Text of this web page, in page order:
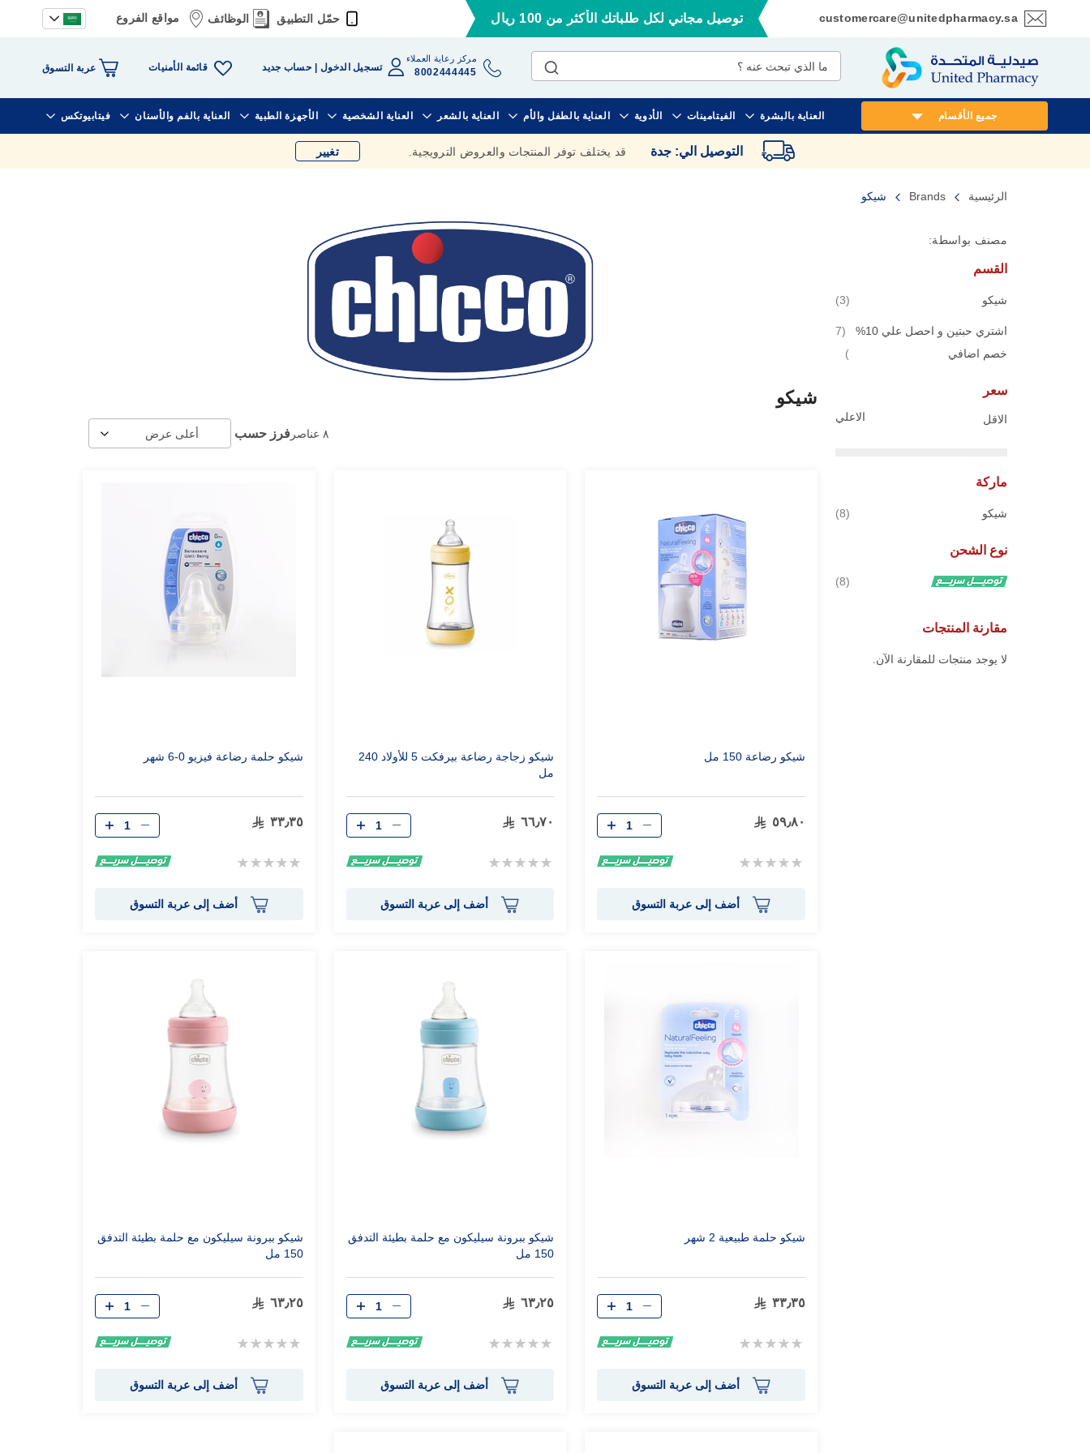
customercare@unitedpharmacy.sa
تخطي
المحتوى
توصيل مجاني لكل طلباتك الأكثر من 100 ريال حمّل التطبيق الوظائف مواقع الفروع
مركز رعاية العملاء
8002444445 تسجيل الدخول حساب جديد قائمة الأمنيات عربة التسوق
العناية بالبشرة الفيتامينات الأدوية العناية بالطفل والأم العناية بالشعر العناية الشخصية الأجهزة الطبية العناية بالفم والأسنان فيتابيوتكس جميع الأقسام
التوصيل الي: جدة قد يختلف توفر المنتجات والعروض الترويجية. تغيير
الرئيسية Brands شيكو
شيكو
٨ عناصر فرز حسب
شيكو رضاعة 150 مل
٥٩٫٨٠
Rating:
الكمية
أضف إلى عربة التسوق
شيكو زجاجة رضاعة بيرفكت 5 للأولاد 240
مل
٦٦٫٧٠
Rating:
الكمية
أضف إلى عربة التسوق
شيكو حلمة رضاعة فيزيو 0-6 شهر
٣٣٫٣٥
Rating:
الكمية
أضف إلى عربة التسوق
شيكو حلمة طبيعية 2 شهر
٣٣٫٣٥
Rating:
الكمية
أضف إلى عربة التسوق
شيكو ببرونة سيليكون مع حلمة بطيئة التدفق
150 مل
٦٣٫٢٥
Rating:
الكمية
أضف إلى عربة التسوق
شيكو ببرونة سيليكون مع حلمة بطيئة التدفق
150 مل
٦٣٫٢٥
Rating:
الكمية
أضف إلى عربة التسوق
مصنف بواسطة:
القسم
شيكو 3قطع
اشتري حبتين و احصل علي 10%
خصم اضافي
7
قطع
سعر
الاقل الاعلي
ماركة
شيكو 8قطع
نوع الشحن
8قطع
مقارنة المنتجات
لا يوجد منتجات للمقارنة الآن.